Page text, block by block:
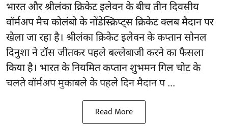
भारत और श्रीलंका क्रिकेटइलेवन के बीच तीन दिवसीय
वॉर्मअप मैच कोलंबो के नोंडेस्क्रिप्ट्स क्रिकेट क्लब मैदान पर
खेला जा रहा है। श्रीलंका क्रिकेट इलेवन के कप्तान सोनल
दिनुशा ने टॉस जीतकर पहले बल्लेबाजी करने का फैसला
किया है। भारत के नियमित कप्तान शुभमन गिल चोट के
चलते वॉर्मअप मुकाबले के पहले दिन मैदान प ...
Read More